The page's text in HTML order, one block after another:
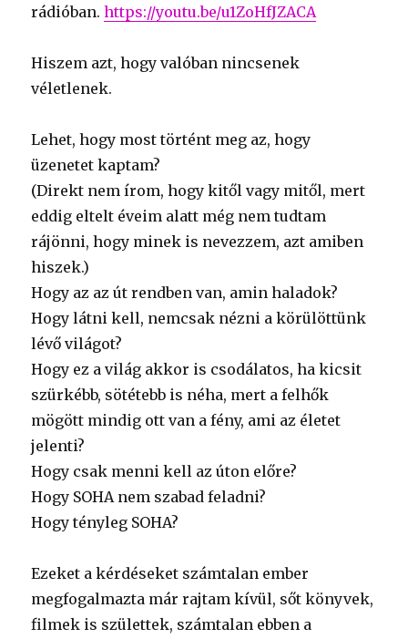
rádióban.https://youtu.be/u1ZoHfJZACA
Hiszem azt, hogy valóban nincsenek
véletlenek.
Lehet, hogy most történt meg az, hogy
üzenetet kaptam?
(Direkt nem írom, hogy kitől vagy mitől, mert
eddig eltelt éveim alatt még nem tudtam
rájönni, hogy minek is nevezzem, azt amiben
hiszek.)
Hogy az az út rendben van, amin haladok?
Hogy látni kell, nemcsak nézni a körülöttünk
lévő világot?
Hogy ez a világ akkor is csodálatos, ha kicsit
szürkébb, sötétebb is néha, mert a felhők
mögött mindig ott van a fény, ami az életet
jelenti?
Hogy csak menni kell az úton előre?
Hogy SOHA nem szabad feladni?
Hogy tényleg SOHA?
Ezeket a kérdéseket számtalan ember
megfogalmazta már rajtam kívül, sőt könyvek,
filmek is születtek, számtalan ebben a